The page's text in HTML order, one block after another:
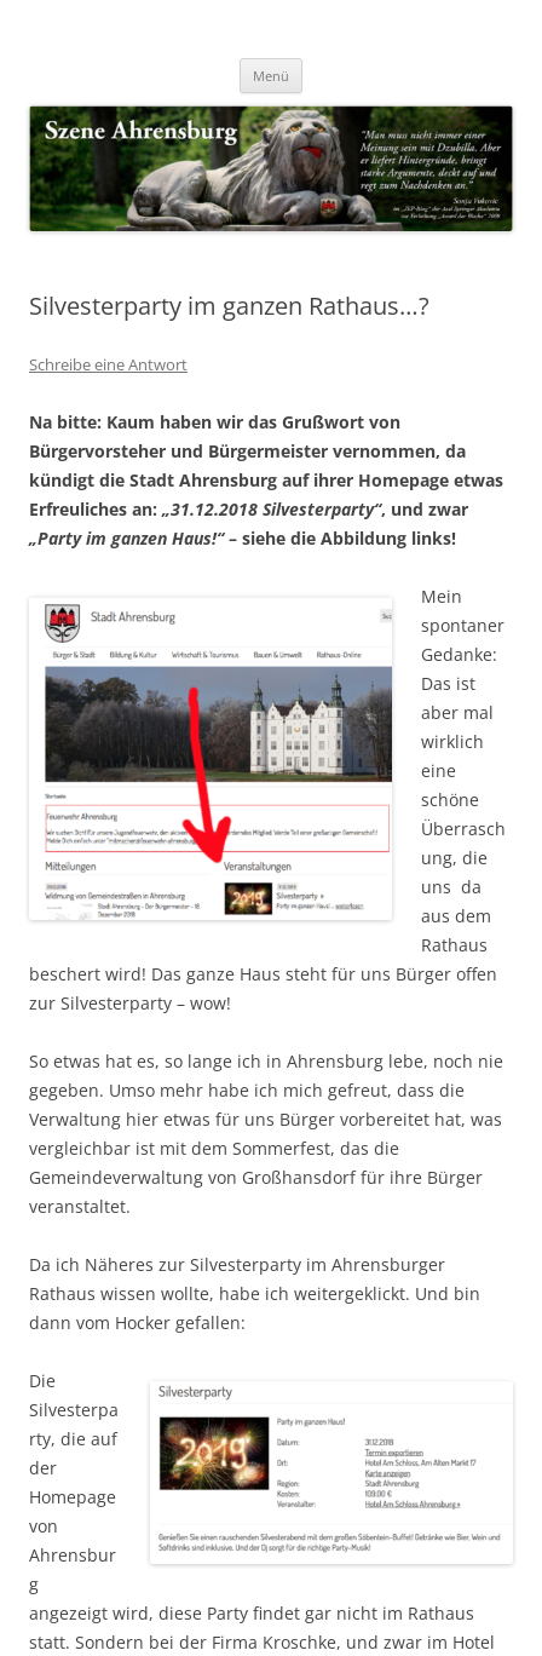
Szene Ahrensburg
Menü
Silvesterparty im ganzen Rathaus…?
Schreibe eine Antwort
Na bitte: Kaum haben wir das Grußwort von
Bürgervorsteher und Bürgermeister vernommen, da
kündigt die Stadt Ahrensburg auf ihrer Homepage etwas
Erfreuliches an: „31.12.2018 Silvesterparty“, und zwar
„Party im ganzen Haus!“– siehe die Abbildung links!
Mein
spontaner
Gedanke:
Das ist
aber mal
wirklich
eine
schöne
Überrasch
ung, die
uns da
aus dem
Rathaus
beschert wird! Das ganze Haus steht für uns Bürger offen
zur Silvesterparty – wow!
So etwas hat es, so lange ich in Ahrensburg lebe, noch nie
gegeben. Umso mehr habe ich mich gefreut, dass die
Verwaltung hier etwas für uns Bürger vorbereitet hat, was
vergleichbar ist mit dem Sommerfest, das die
Gemeindeverwaltung von Großhansdorf für ihre Bürger
veranstaltet.
Da ich Näheres zur Silvesterparty im Ahrensburger
Rathaus wissen wollte, habe ich weitergeklickt. Und bin
dann vom Hocker gefallen:
Die
Silvesterpa
rty, die auf
der
Homepage
von
Ahrensbur
g
angezeigt wird, diese Party findet gar nicht im Rathaus
statt. Sondern bei der Firma Kroschke, und zwar im Hotel